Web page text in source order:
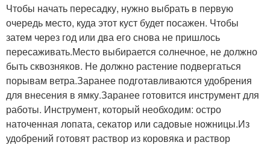
Чтобы начать пересадку, нужно выбрать в первую
очередь место, куда этот куст будет посажен. Чтобы
затем через год или два его снова не пришлось
пересаживать.Место выбирается солнечное, не должно
быть сквозняков. Не должно растение подвергаться
порывам ветра.Заранее подготавливаются удобрения
для внесения в ямку.Заранее готовится инструмент для
работы. Инструмент, который необходим: остро
наточенная лопата, секатор или садовые ножницы.Из
удобрений готовят раствор из коровяка и раствор